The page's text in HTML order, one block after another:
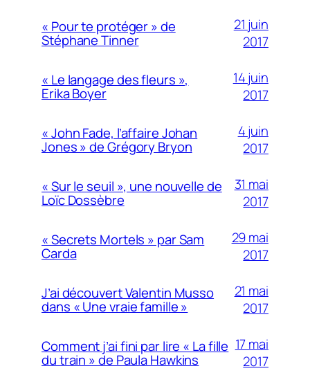
« Pour te protéger » de
Stéphane Tinner
21 juin
2017
« Le langage des fleurs »,
Erika Boyer
14 juin
2017
« John Fade, l’affaire Johan
Jones » de Grégory Bryon
4 juin
2017
« Sur le seuil », une nouvelle de
Loïc Dossèbre
31 mai
2017
« Secrets Mortels » par Sam
Carda
29 mai
2017
J’ai découvert Valentin Musso
dans « Une vraie famille »
21 mai
2017
Comment j’ai fini par lire « La fille
du train » de Paula Hawkins
17 mai
2017